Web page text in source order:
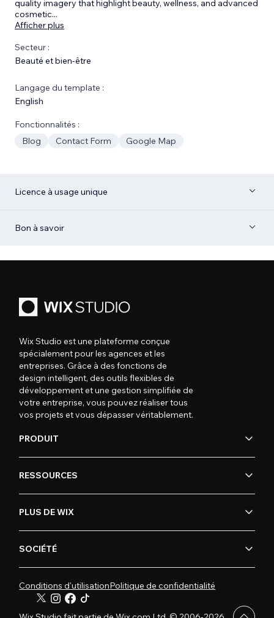
quality imagery that highlight beauty, wellness, and advanced
cosmetic...
Afficher plus
Secteur :
Beauté et bien-être
Langage du template :
English
Fonctionnalités :
Blog
Contact Form Google Map
Licence à usage unique
Bon à savoir
Wix Studio est une plateforme conçue
spécialement pour les agences et les
entreprises. Grâce à des fonctions de
design intelligent, des outils flexibles de
développement et une gestion simplifiée de
votre entreprise, vous pouvez réaliser tous
vos projets et vous dépasser véritablement.
PRODUIT
RESSOURCES
PLUS DE WIX
SOCIÉTÉ
Conditions d'utilisationPolitique de confidentialité